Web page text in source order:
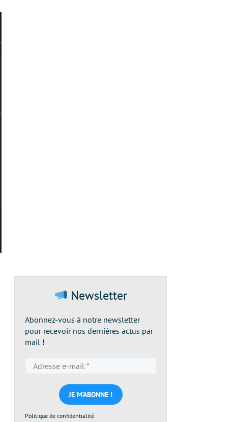
Newsletter
Abonnez-vous à notre newsletter
pour recevoir nos dernières actus par
mail !
e-
mail
*
Politique de confidentialité